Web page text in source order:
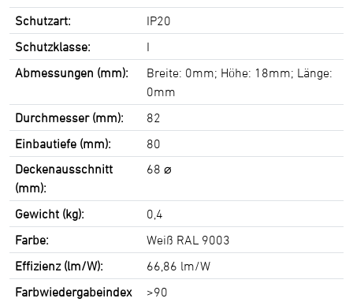
Schutzart:
IP20
Schutzklasse:
I
Abmessungen (mm):
Breite: 0mm; Höhe: 18mm; Länge:
0mm
Durchmesser (mm):
82
Einbautiefe (mm):
80
Deckenausschnitt
(mm):
68 ⌀
Gewicht (kg):
0,4
Farbe:
Weiß RAL 9003
Effizienz (lm/W):
66,86 lm/W
Farbwiedergabeindex
>90